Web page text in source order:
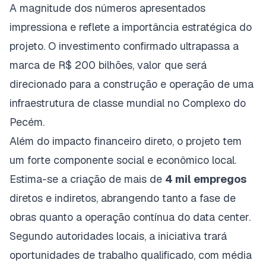
A magnitude dos números apresentados
impressiona e reflete a importância estratégica do
projeto. O investimento confirmado ultrapassa a
marca de R$ 200 bilhões, valor que será
direcionado para a construção e operação de uma
infraestrutura de classe mundial no Complexo do
Pecém.
Além do impacto financeiro direto, o projeto tem
um forte componente social e econômico local.
Estima-se a criação de mais de 4 mil empregos
diretos e indiretos, abrangendo tanto a fase de
obras quanto a operação contínua do data center.
Segundo autoridades locais, a iniciativa trará
oportunidades de trabalho qualificado, com média